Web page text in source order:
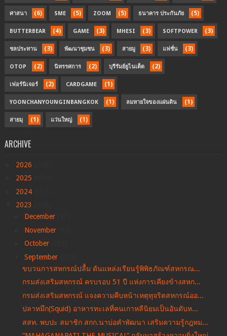
ศาสนา (6) SME (5) ZOOM (5) ธนาคาร ประกันภัย (5)
BUTTERBEAR (4) GAME (3) MHESI (3) SOFTPOWER (3)
ชลประทาน (3) พัฒนาชุมชน (3) สายมู (3) แฟชั่น (3)
OTOP (2) นิทรรศการ (2) บุรีรัมย์ยูไนเต็ด (2)
เฟอร์นิเจอร์ (2) CARDGAME (1)
YOONCHANYOUNGINBANGKOK (1) ลมหายใจของแผ่นดิน (1)
สายมุ (1) แว่นใหญ่ (1)
ARCHIVE
2026
2025
2024
2023
December
November
October
September
ขบวนการสหกรณ์ปลื้ม ดันแหล่งเรียนรู้พิพิธภัณฑ์สหกรณ...
กรมส่งเสริมสหกรณ์ ครบรอบ 51 ปี แห่งการเคียงข้างสหก...
กรมส่งเสริมสหกรณ์ แจงความคืบหน้าเหตุทุจริตสหกรณ์ออ...
ปลาหมึก(Squid) อาหารทะเลที่คนเกาหลีนิยมเป็นอันดับห...
สสท. พบปะ สมาชิก สกก.นาบ่อคำพัฒนา เสริมความรู้กฎหม...